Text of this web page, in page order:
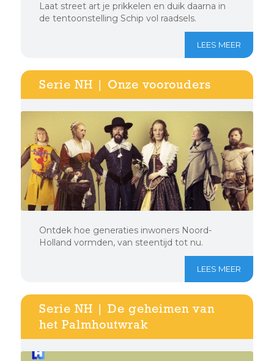
Laat street art je prikkelen en duik daarna in
de tentoonstelling Schip vol raadsels.
LEES MEER
Serie NH | Onze voorouders
Ontdek hoe generaties inwoners Noord-
Holland vormden, van steentijd tot nu.
LEES MEER
Serie NH | De geheimen van
het Palmhoutwrak